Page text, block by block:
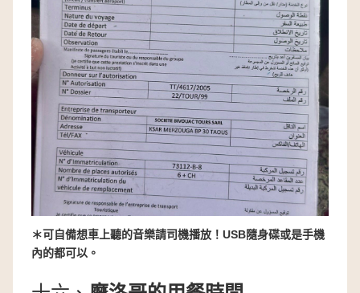
＊可自備想車上聽的音樂請司機播放！USB隨身碟或是手機
內的都可以。